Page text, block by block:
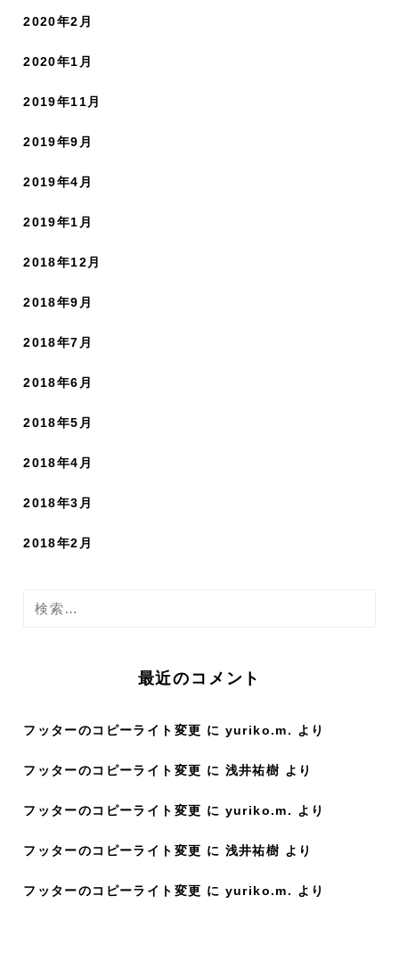
2020年2月
2020年1月
2019年11月
2019年9月
2019年4月
2019年1月
2018年12月
2018年9月
2018年7月
2018年6月
2018年5月
2018年4月
2018年3月
2018年2月
検
最近のコメント
フッターのコピーライト変更 に yuriko.m. より
フッターのコピーライト変更 に 浅井祐樹 より
フッターのコピーライト変更 に yuriko.m. より
フッターのコピーライト変更 に 浅井祐樹 より
フッターのコピーライト変更 に yuriko.m. より